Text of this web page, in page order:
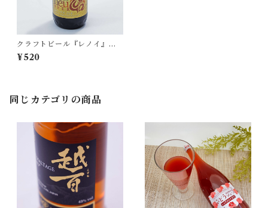
クラフトビール『レノイ』（3
30ml瓶）
¥520
同じカテゴリの商品